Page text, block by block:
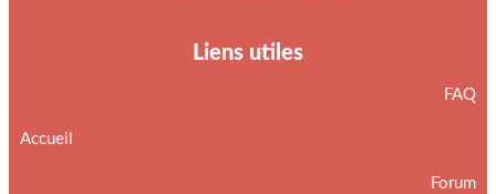
Liens utiles
Accueil
FAQ
Forum